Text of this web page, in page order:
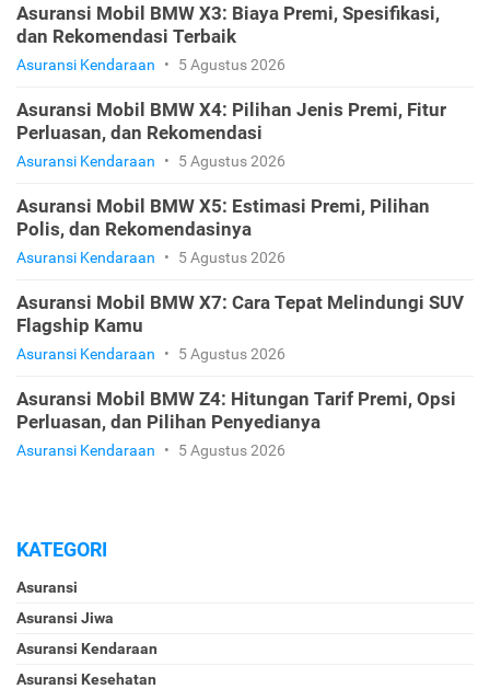
Asuransi Mobil BMW X3: Biaya Premi, Spesifikasi,
dan Rekomendasi Terbaik
Asuransi Kendaraan • 5 Agustus 2026
Asuransi Mobil BMW X4: Pilihan Jenis Premi, Fitur
Perluasan, dan Rekomendasi
Asuransi Kendaraan • 5 Agustus 2026
Asuransi Mobil BMW X5: Estimasi Premi, Pilihan
Polis, dan Rekomendasinya
Asuransi Kendaraan • 5 Agustus 2026
Asuransi Mobil BMW X7: Cara Tepat Melindungi SUV
Flagship Kamu
Asuransi Kendaraan • 5 Agustus 2026
Asuransi Mobil BMW Z4: Hitungan Tarif Premi, Opsi
Perluasan, dan Pilihan Penyedianya
Asuransi Kendaraan • 5 Agustus 2026
KATEGORI
Asuransi
Asuransi Jiwa
Asuransi Kendaraan
Asuransi Kesehatan